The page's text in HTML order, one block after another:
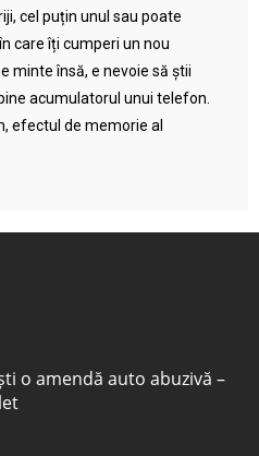
cel puțin unul sau poate
care îți cumperi un nou
minte însă, e nevoie să știi
acumulatorul unui telefon.
efectul de memorie al
o amendă auto abuzivă –